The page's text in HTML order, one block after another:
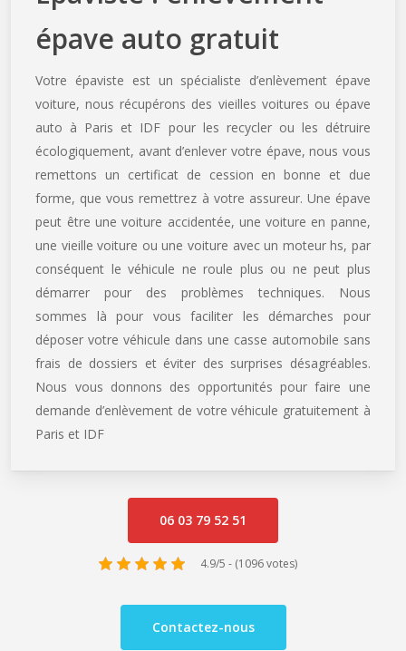
épave auto gratuit
Votre épaviste est un spécialiste d’enlèvement épave
voiture, nous récupérons des vieilles voitures ou épave
auto à Paris et IDF pour les recycler ou les détruire
écologiquement, avant d’enlever votre épave, nous vous
remettons un certificat de cession en bonne et due
forme, que vous remettrez à votre assureur. Une épave
peut être une voiture accidentée, une voiture en panne,
une vieille voiture ou une voiture avec un moteur hs, par
conséquent le véhicule ne roule plus ou ne peut plus
démarrer pour des problèmes techniques. Nous
sommes là pour vous faciliter les démarches pour
déposer votre véhicule dans une casse automobile sans
frais de dossiers et éviter des surprises désagréables.
Nous vous donnons des opportunités pour faire une
demande d’enlèvement de votre véhicule gratuitement à
Paris et IDF
06 03 79 52 51
4.9/5 - (1096 votes)
Contactez-nous